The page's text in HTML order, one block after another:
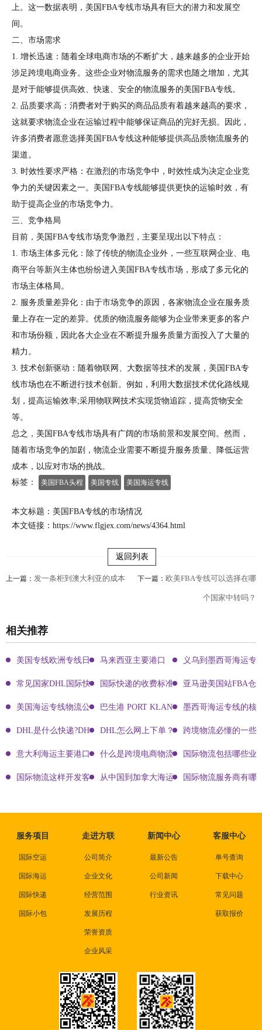
上。这一数据表明，美国FBA专线市场具有巨大的潜力和发展空
间。
二、市场需求
1. 增长迅速：随着全球电商市场的不断扩大，越来越多的企业开始
涉足跨境电商业务。这些企业对物流服务的需求也随之增加，尤其
是对于能够提供高效、快速、安全的物流服务的美国FBA专线。
2. 品质要求高：消费者对于购买的商品品质有着越来越高的要求，
这就要求物流企业在运输过程中能够保证商品的完好无损。因此，
许多消费者愿意选择美国FBA专线这种能够提供高品质物流服务的
渠道。
3. 时效性要求严格：在激烈的市场竞争中，时效性成为决定企业竞
争力的关键因素之一。美国FBA专线能够提供更快的运输时效，有
助于提高企业的市场竞争力。
三、竞争格局
目前，美国FBA专线市场竞争激烈，主要呈现出以下特点：
1. 市场主体多元化：除了传统的物流企业外，一些互联网企业、电
商平台等新兴主体也纷纷进入美国FBA专线市场，形成了多元化的
市场主体格局。
2. 服务质量差异化：由于市场竞争的原因，各家物流企业在服务质
量上存在一定的差异。优质的物流服务能够为企业带来更多的客户
和市场份额，因此各大企业在不断提升服务质量方面投入了大量的
精力。
3. 技术创新驱动：随着物联网、大数据等技术的发展，美国FBA专
线市场也在不断进行技术创新。例如，利用大数据技术优化路线规
划，提高运输效率;采用物联网技术实现货物追踪，提高货物安全
等。
总之，美国FBA专线市场具有广阔的市场前景和发展空间。然而，
随着市场竞争的加剧，物流企业需要不断提升服务质量、降低运营
成本，以应对市场的挑战。
标签：
美国FBA头程 美国专线 美国海运专线
本文标题：美国FBA专线的市场情况
本文链接： https://www.flgjex.com/news/4364.html
返回列表
上一篇： 发一条柜到澳大利亚的成本 下一篇： 欧美FBA专线可以选择在哪
个国家中转吗？
相关推荐
美国专线欧洲专线日本专线区别马来西亚主要港口 义乌到墨西哥海运专
常见国家DHL国际快递客服热线国际快递的收费标准!四大国际快递的尺寸重
亚马逊美国站FBA仓
美国海运专线物流公司有哪些?巴生港 PORT KLANG 墨西哥海运专线的核
DHL是什么快递?DHL国际快递介绍DHL怎么网上下单？DHL快递寄件有哪些方
跨境物流必懂的一些
意大利海运主要港口有哪些什么是跨境电商物流? 国际物流包括哪些业
国际物流这样开发客户会让你成为销冠从中国到加拿大海运要多久能到达？
国际物流服务商有哪
服务项目
国际空运
国际海运
国际快递
国际小包
走进方联
公司简介
企业文化
经营范围
发展历程
荣誉资质
企业风采
新闻中心
最新公告
公司新闻
行业资讯
客服中心
单号查询
下载中心
常见问题
获取报价